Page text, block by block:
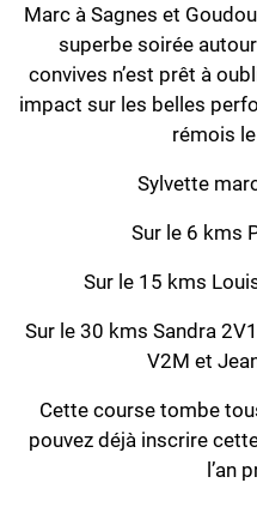
Marc à Sagnes et
superbe soirée autour
convives n’est prêt à
impact sur les belles
rémois
Sylvette
Sur le 6 kms
Sur le 15 kms
Sur le 30 kms Sandra
V2M et
Cette course tombe
pouvez déjà inscrire
l’an